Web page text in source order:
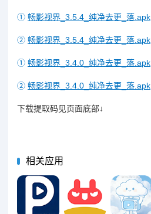
① 畅影视界_3.5.4_纯净去更_落.apk
② 畅影视界_3.5.4_纯净去更_落.apk
① 畅影视界_3.4.0_纯净去更_落.apk
② 畅影视界_3.4.0_纯净去更_落.apk
下载提取码见页面底部↓
相关应用